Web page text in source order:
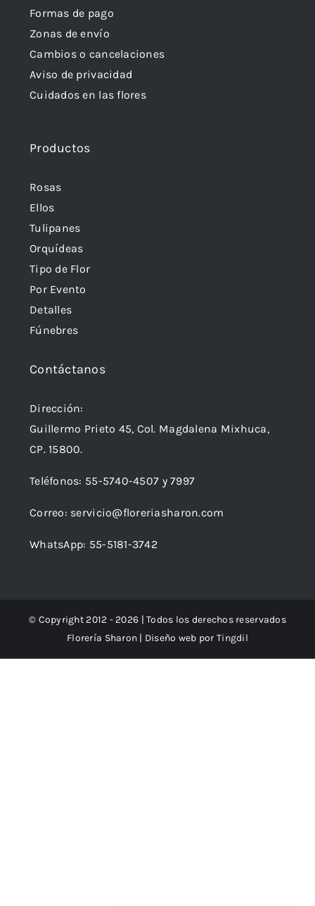
Formas de pago
Zonas de envío
Cambios o cancelaciones
Aviso de privacidad
Cuidados en las flores
Productos
Rosas
Ellos
Tulipanes
Orquídeas
Tipo de Flor
Por Evento
Detalles
Fúnebres
Contáctanos
Dirección:
Guillermo Prieto 45, Col. Magdalena Mixhuca,
CP. 15800.
Teléfonos: 55-5740-4507 y7997
Correo: servicio@floreriasharon.com
WhatsApp: 55-5181-3742
© Copyright 2012 - 2026 | Todos los derechos reservados
Florería Sharon | Diseño web porTingdil